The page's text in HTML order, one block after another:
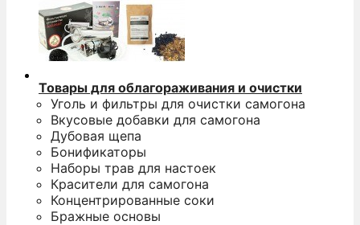
Товары для облагораживания и очистки
Уголь и фильтры для очистки самогона
Вкусовые добавки для самогона
Дубовая щепа
Бонификаторы
Наборы трав для настоек
Красители для самогона
Концентрированные соки
Бражные основы